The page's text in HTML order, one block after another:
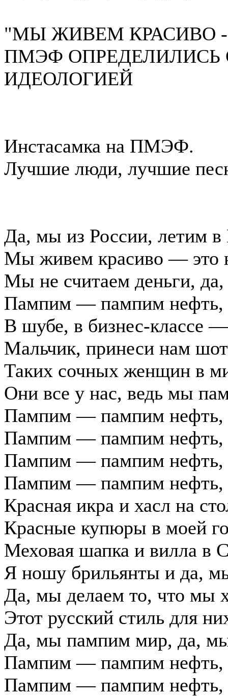
"МЫ ЖИВЕМ КРАСИВО
ПМЭФ ОПРЕДЕЛИЛИСЬ
ИДЕОЛОГИЕЙ
Инстасамка на ПМЭФ.
Лучшие люди, лучшие
Да, мы из России, летим в
Мы живем красиво — это
Мы не считаем деньги,
Пампим — пампим
В шубе, в бизнес-классе —
Мальчик, принеси нам
Таких сочных женщин в
Они все у нас, ведь мы
Пампим — пампим
Пампим — пампим
Пампим — пампим
Пампим — пампим
Красная икра и хасл на
Красные купюры в моей
Меховая шапка и вилла в
Я ношу брильянты и да,
Да, мы делаем то, что мы
Этот русский стиль для
Да, мы пампим мир, да,
Пампим — пампим
Пампим — пампим